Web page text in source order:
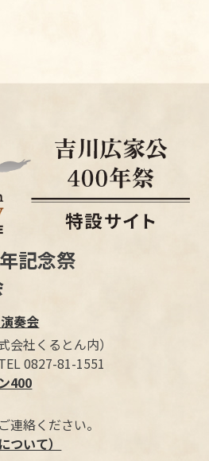
記念祭
奏会
社くるとん内）
0827-81-1551
400
連絡ください。
いて）